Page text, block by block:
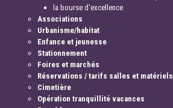
la bourse d'excellence
Associations
Urbanisme/habitat
Enfance et jeunesse
Stationnement
Foires et marchés
Réservations / tarifs salles et matériels
Cimetière
Opération tranquillité vacances